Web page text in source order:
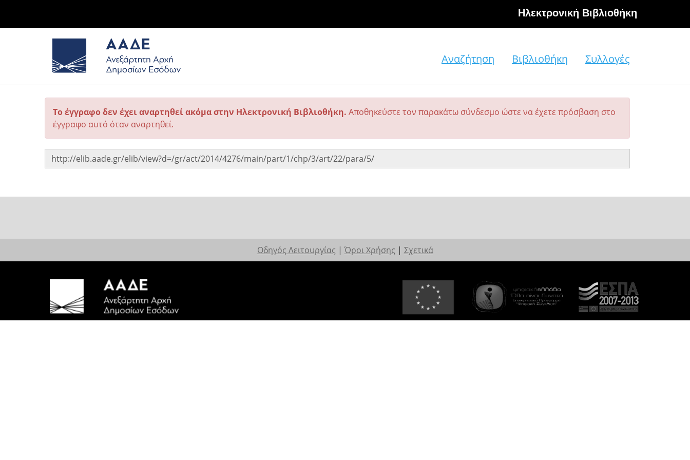
Hλεκτρονική Βιβλιοθήκη
Αναζήτηση Βιβλιοθήκη Συλλογές
Το έγγραφο δεν έχει αναρτηθεί ακόμα στην Ηλεκτρονική Βιβλιοθήκη. Αποθηκεύστε τον παρακάτω σύνδεσμο ώστε να έχετε πρόσβαση στο
έγγραφο αυτό όταν αναρτηθεί.
Οδηγός Λειτουργίας | Όροι Χρήσης | Σχετικά